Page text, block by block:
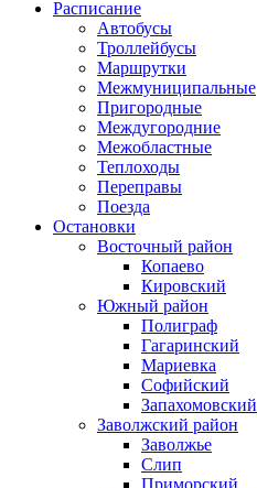
Расписание
Автобусы
Троллейбусы
Маршрутки
Межмуниципальные
Пригородные
Междугородние
Межобластные
Теплоходы
Переправы
Поезда
Остановки
Восточный район
Копаево
Кировский
Южный район
Полиграф
Гагаринский
Мариевка
Софийский
Запахомовский
Заволжский район
Заволжье
Слип